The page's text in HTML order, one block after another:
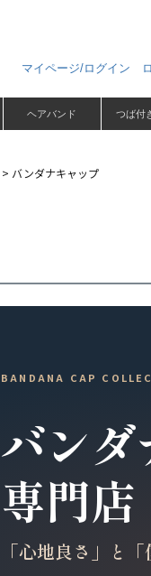
マイページ/ログイン
ヘアバンド つば付
バンダナキャップ
BANDANA CAP
バン
専門店
「心地良さ」と